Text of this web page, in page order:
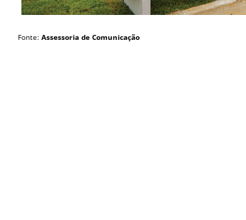
Fonte: Assessoria de Comunicação